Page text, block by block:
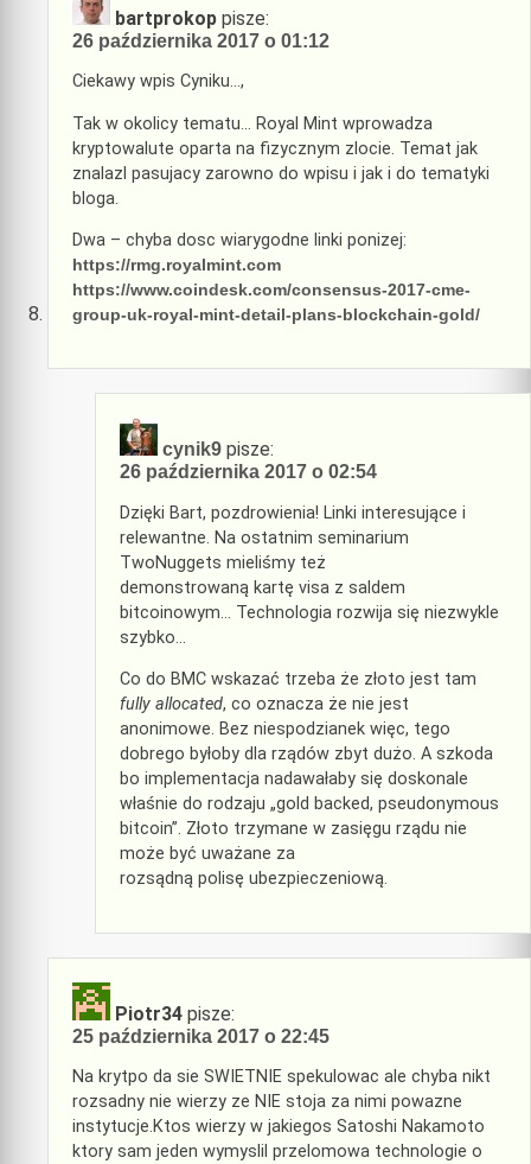
bartprokop pisze:
26 października 2017 o 01:12
Ciekawy wpis Cyniku…,
Tak w okolicy tematu… Royal Mint wprowadza
kryptowalute oparta na fizycznym zlocie. Temat jak
znalazl pasujacy zarowno do wpisu i jak i do tematyki
bloga.
Dwa – chyba dosc wiarygodne linki ponizej:
https://rmg.royalmint.com
https://www.coindesk.com/consensus-2017-cme-
group-uk-royal-mint-detail-plans-blockchain-gold/
cynik9 pisze:
26 października 2017 o 02:54
Dzięki Bart, pozdrowienia! Linki interesujące i
relewantne. Na ostatnim seminarium
TwoNuggets mieliśmy też
demonstrowaną kartę visa z saldem
bitcoinowym… Technologia rozwija się niezwykle
szybko…
Co do BMC wskazać trzeba że złoto jest tam
fully allocated, co oznacza że nie jest
anonimowe. Bez niespodzianek więc, tego
dobrego byłoby dla rządów zbyt dużo. A szkoda
bo implementacja nadawałaby się doskonale
właśnie do rodzaju „gold backed, pseudonymous
bitcoin”. Złoto trzymane w zasięgu rządu nie
może być uważane za
rozsądną polisę ubezpieczeniową.
Piotr34 pisze:
25 października 2017 o 22:45
Na krytpo da sie SWIETNIE spekulowac ale chyba nikt
rozsadny nie wierzy ze NIE stoja za nimi powazne
instytucje.Ktos wierzy w jakiegos Satoshi Nakamoto
ktory sam jeden wymyslil przelomowa technologie o